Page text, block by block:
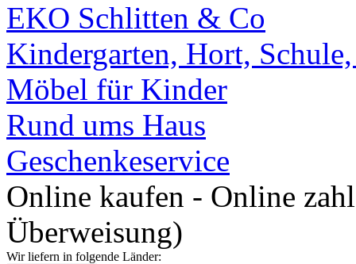
EKO Schlitten & Co
Kindergarten, Hort,
Möbel für Kinder
Rund ums Haus
Geschenkeservice
Online kaufen - Online
Überweisung)
Wir liefern in folgende Länder: